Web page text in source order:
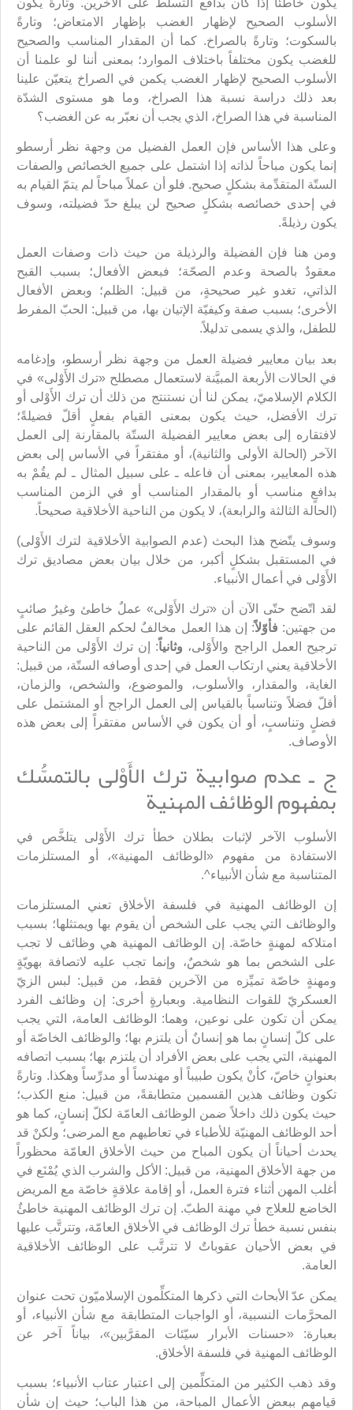
الأسلوب الصحيح لإظهار الغضب بإظهار الامتعاض؛ وتارةً
بالسكوت؛ وتارةً بالصراخ. كما أن المقدار المناسب والصحيح
للغضب يكون مختلفاً باختلاف الموارد؛ بمعنى أننا لو علمنا أن
الأسلوب الصحيح لإظهار الغضب يكمن في الصراخ يتعيّن علينا
بعد ذلك دراسة نسبة هذا الصراخ، وما هو مستوى الشدّة
المناسبة في هذا الصراخ، الذي يجب أن نعبّر به عن الغضب؟
وعلى هذا الأساس فإن العمل الفضيل من وجهة نظر أرسطو
إنما يكون مباحاً لذاته إذا اشتمل على جميع الخصائص والصفات
الستّة المتقدِّمة بشكلٍ صحيح. فلو أن عملاً مباحاً لم يتمّ القيام به
في إحدى خصائصه بشكلٍ صحيح لن يبلغ حدّ فضيلته، وسوف
يكون رذيلةً.
ومن هنا فإن الفضيلة والرذيلة من حيث ذات وصفات العمل
معقودٌ بالصحة وعدم الصحّة؛ فبعض الأفعال؛ بسبب القبح
الذاتي، تغدو غير صحيحةٍ، من قبيل: الظلم؛ وبعض الأفعال
الأخرى؛ بسبب صفة وكيفيّة الإتيان بها، من قبيل: الحبّ المفرط
للطفل، والذي يسمى تدليلاً.
بعد بيان معايير فضيلة العمل من وجهة نظر أرسطو، وإدغامه
في الحالات الأربعة المبيَّنة لاستعمال مصطلح «ترك الأَوْلى» في
الكلام الإسلاميّ، يمكن لنا أن نستنتج من ذلك أن ترك الأَوْلى أو
ترك الأفضل، حيث يكون بمعنى القيام بفعلٍ أقلّ فضيلةً؛
لافتقاره إلى بعض معايير الفضيلة الستّة بالمقارنة إلى العمل
الآخر (الحالة الأولى والثانية)، أو مفتقراً في الأساس إلى بعض
هذه المعايير، بمعنى أن فاعله ـ على سبيل المثال ـ لم يقُمْ به
بدافعٍ مناسب أو بالمقدار المناسب أو في الزمن المناسب
(الحالة الثالثة والرابعة)، لا يكون من الناحية الأخلاقية صحيحاً.
وسوف يتّضح هذا البحث (عدم الصوابية الأخلاقية لترك الأَوْلى)
في المستقبل بشكلٍ أكبر، من خلال بيان بعض مصاديق ترك
الأَوْلى في أعمال الأنبياء.
لقد اتّضح حتّى الآن أن «ترك الأَوْلى» عملٌ خاطئ وغيرُ صائبٍ
من جهتين: فأوّلاً: إن هذا العمل مخالفٌ لحكم العقل القائم على
ترجيح العمل الراجح والأَوْلى، وثانياً: إن ترك الأَوْلى من الناحية
الأخلاقية يعني ارتكاب العمل في إحدى أوصافه الستّة، من قبيل:
الغاية، والمقدار، والأسلوب، والموضوع، والشخص، والزمان،
أقلّ فضلاً وتناسباً بالقياس إلى العمل الراجح أو المشتمل على
فضلٍ وتناسبٍ، أو أن يكون في الأساس مفتقراً إلى بعض هذه
الأوصاف.
ج ـ عدم صوابية ترك الأَوْلى بالتمسُّك
بمفهوم الوظائف المهنية
الأسلوب الآخر لإثبات بطلان خطأ ترك الأَوْلى يتلخَّص في
الاستفادة من مفهوم «الوظائف المهنية»، أو المستلزمات
المتناسبة مع شأن الأنبياء^.
إن الوظائف المهنية في فلسفة الأخلاق تعني المستلزمات
والوظائف التي يجب على الشخص أن يقوم بها ويمتثلها؛ بسبب
امتلاكه لمهنةٍ خاصّة. إن الوظائف المهنية هي وظائف لا تجب
على الشخص بما هو شخصٌ، وإنما تجب عليه لاتصافة بهويّةٍ
ومهنةٍ خاصّة تميِّزه من الآخرين فقط، من قبيل: لبس الزيّ
العسكريّ للقوات النظامية. وبعبارةٍ أخرى: إن وظائف الفرد
يمكن أن تكون على نوعين، وهما: الوظائف العامة، التي يجب
على كلّ إنسانٍ بما هو إنسانٌ أن يلتزم بها؛ والوظائف الخاصّة أو
المهنية، التي يجب على بعض الأفراد أن يلتزم بها؛ بسبب اتصافه
بعنوانٍ خاصّ، كأنْ يكون طبيباً أو مهندساً أو مدرِّساً وهكذا. وتارةً
تكون وظائف هذين القسمين متطابقةً، من قبيل: منع الكذب؛
حيث يكون ذلك داخلاً ضمن الوظائف العامّة لكلّ إنسانٍ، كما هو
أحد الوظائف المهنيّة للأطباء في تعاطيهم مع المرضى؛ ولكنْ قد
يحدث أحياناً أن يكون المباح من حيث الأخلاق العامّة محظوراً
من جهة الأخلاق المهنية، من قبيل: الأكل والشرب الذي يُمْنَع في
أغلب المهن أثناء فترة العمل، أو إقامة علاقةٍ خاصّة مع المريض
الخاضع للعلاج في مهنة الطبّ. إن ترك الوظائف المهنية خاطئٌ
بنفس نسبة خطأ ترك الوظائف في الأخلاق العامّة، وتترتَّب عليها
في بعض الأحيان عقوباتٌ لا تترتَّب على الوظائف الأخلاقية
العامة.
يمكن عدّ الأبحاث التي ذكرها المتكلِّمون الإسلاميّون تحت عنوان
المحرَّمات النسبية، أو الواجبات المتطابقة مع شأن الأنبياء، أو
بعبارة: «حسنات الأبرار سيّئات المقرَّبين»، بياناً آخر عن
الوظائف المهنية في فلسفة الأخلاق.
وقد ذهب الكثير من المتكلِّمين إلى اعتبار عتاب الأنبياء؛ بسبب
قيامهم ببعض الأعمال المباحة، من هذا الباب؛ حيث إن شأن